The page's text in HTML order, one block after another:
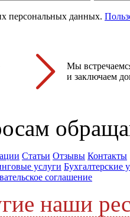
персональных данных.
Мы
и заключаем
Статьи Отзывы Контакты
услуги Бухгалтерские
соглашение
наши